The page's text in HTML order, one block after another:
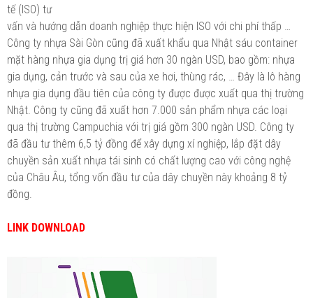
tế (ISO) tư
vấn và hướng dẫn doanh nghiệp thực hiện ISO với chi phí thấp …
Công ty nhựa Sài Gòn cũng đã xuất khẩu qua Nhật sáu container
mặt hàng nhựa gia dụng trị giá hơn 30 ngàn USD, bao gồm: nhựa
gia dụng, cản trước và sau của xe hơi, thùng rác, … Đây là lô hàng
nhựa gia dụng đầu tiên của công ty được được xuất qua thị trường
Nhật. Công ty cũng đã xuất hơn 7.000 sản phẩm nhựa các loại
qua thị trường Campuchia với trị giá gồm 300 ngàn USD. Công ty
đã đầu tư thêm 6,5 tỷ đồng để xây dựng xí nghiệp, lắp đặt dây
chuyền sản xuất nhựa tái sinh có chất lượng cao với công nghệ
của Châu Âu, tổng vốn đầu tư của dây chuyền này khoảng 8 tỷ
đồng.
LINK DOWNLOAD